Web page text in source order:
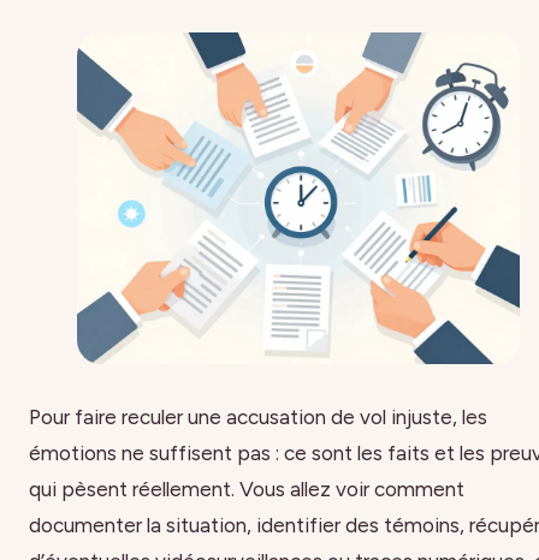
Pour faire reculer une accusation de vol injuste, les
émotions ne suffisent pas : ce sont les faits et les
qui pèsent réellement. Vous allez voir comment
documenter la situation, identifier des témoins,